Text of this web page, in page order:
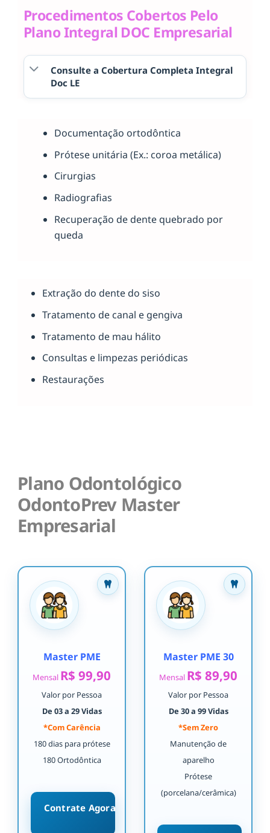
Procedimentos Cobertos Pelo
Plano Integral DOC Empresarial
Consulte a Cobertura Completa Integral
Doc LE
Documentação ortodôntica
Prótese unitária (Ex.: coroa metálica)
Cirurgias
Radiografias
Recuperação de dente quebrado por
queda
Extração do dente do siso
Tratamento de canal e gengiva
Tratamento de mau hálito
Consultas e limpezas periódicas
Restaurações
Plano Odontológico
OdontoPrev Master
Empresarial
Master PME
Mensal R$ 99,90
Valor por Pessoa
De 03 a 29 Vidas
*Com Carência
180 dias para prótese
180 Ortodôntica
Contrate Agora
Master PME 30
Mensal R$ 89,90
Valor por Pessoa
De 30 a 99 Vidas
*Sem Zero
Manutenção de
aparelho
Prótese
(porcelana/cerâmica)